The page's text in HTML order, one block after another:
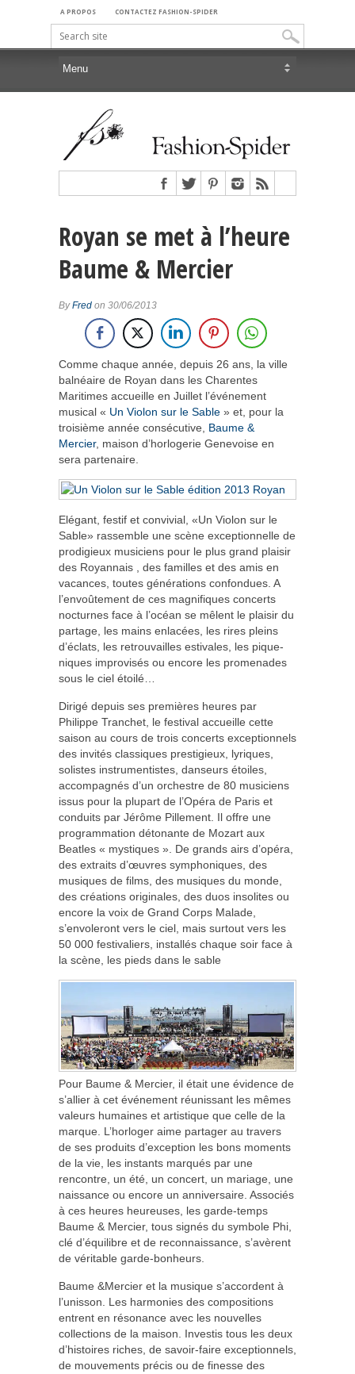
A PROPOS CONTACTEZ FASHION-SPIDER
Royan se met à l’heure
Baume & Mercier
ByFred on 30/06/2013
Comme chaque année, depuis 26 ans, la ville
balnéaire de Royan dans les Charentes
Maritimes accueille en Juillet l’événement
musical « Un Violon sur le Sable » et, pour la
troisième année consécutive, Baume &
Mercier, maison d’horlogerie Genevoise en
sera partenaire.
Elégant, festif et convivial, «Un Violon sur le
Sable» rassemble une scène exceptionnelle de
prodigieux musiciens pour le plus grand plaisir
des Royannais , des familles et des amis en
vacances, toutes générations confondues. A
l’envoûtement de ces magnifiques concerts
nocturnes face à l’océan se mêlent le plaisir du
partage, les mains enlacées, les rires pleins
d’éclats, les retrouvailles estivales, les pique-
niques improvisés ou encore les promenades
sous le ciel étoilé…
Dirigé depuis ses premières heures par
Philippe Tranchet, le festival accueille cette
saison au cours de trois concerts exceptionnels
des invités classiques prestigieux, lyriques,
solistes instrumentistes, danseurs étoiles,
accompagnés d’un orchestre de 80 musiciens
issus pour la plupart de l’Opéra de Paris et
conduits par Jérôme Pillement. Il offre une
programmation détonante de Mozart aux
Beatles « mystiques ». De grands airs d’opéra,
des extraits d’œuvres symphoniques, des
musiques de films, des musiques du monde,
des créations originales, des duos insolites ou
encore la voix de Grand Corps Malade,
s’envoleront vers le ciel, mais surtout vers les
50 000 festivaliers, installés chaque soir face à
la scène, les pieds dans le sable
Pour Baume & Mercier, il était une évidence de
s’allier à cet événement réunissant les mêmes
valeurs humaines et artistique que celle de la
marque. L’horloger aime partager au travers
de ses produits d’exception les bons moments
de la vie, les instants marqués par une
rencontre, un été, un concert, un mariage, une
naissance ou encore un anniversaire. Associés
à ces heures heureuses, les garde-temps
Baume & Mercier, tous signés du symbole Phi,
clé d’équilibre et de reconnaissance, s’avèrent
de véritable garde-bonheurs.
Baume &Mercier et la musique s’accordent à
l’unisson. Les harmonies des compositions
entrent en résonance avec les nouvelles
collections de la maison. Investis tous les deux
d’histoires riches, de savoir-faire exceptionnels,
de mouvements précis ou de finesse des